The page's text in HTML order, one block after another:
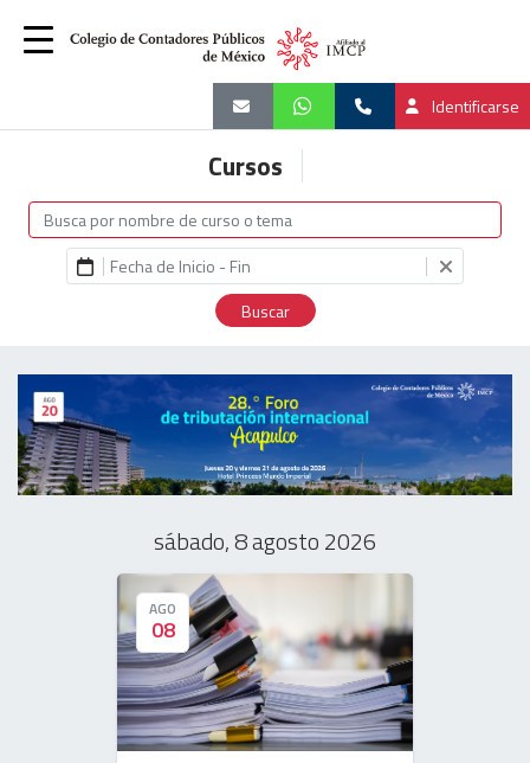
Identificarse
Cursos
Buscar
sábado, 8 agosto 2026
AGO
08
AGO
08